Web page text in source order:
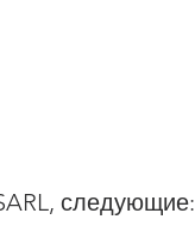
следующие: